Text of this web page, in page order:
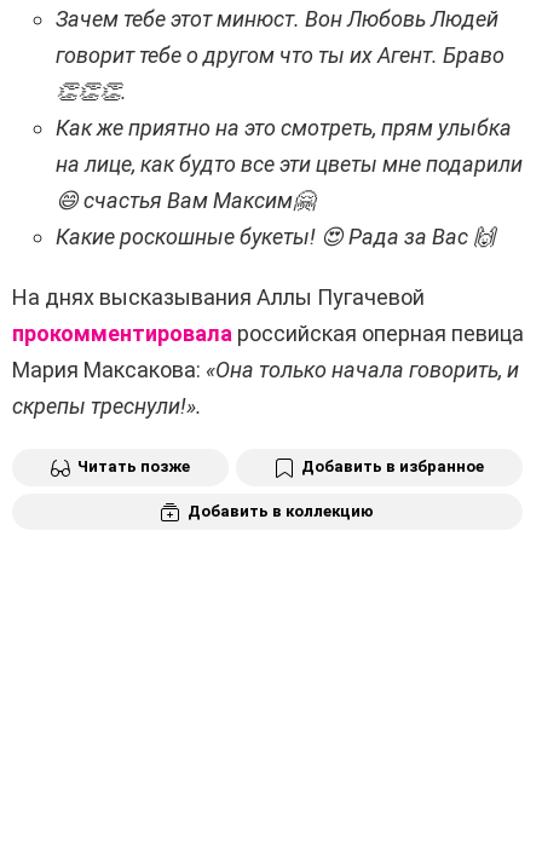
Зачем тебе этот минюст. Вон Любовь Людей
говорит тебе о другом что ты их Агент. Браво
👏👏👏.
Как же приятно на это смотреть, прям улыбка
на лице, как будто все эти цветы мне подарили
😄 счастья Вам Максим🤗
Какие роскошные букеты! 😍 Рада за Вас 🙌
На днях высказывания Аллы Пугачевой
прокомментировала российская оперная певица
Мария Максакова: «Она только начала говорить, и
скрепы треснули!».
Читать позже Добавить в избранное
Добавить в коллекцию